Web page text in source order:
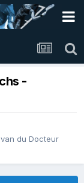
-
du Docteur